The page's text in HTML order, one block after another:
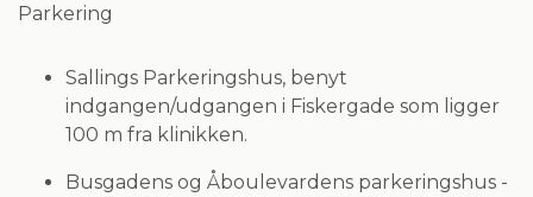
Parkering
Sallings Parkeringshus, benyt
indgangen/udgangen i Fiskergade som ligger
100 m fra klinikken.
Busgadens og Åboulevardens parkeringshus -